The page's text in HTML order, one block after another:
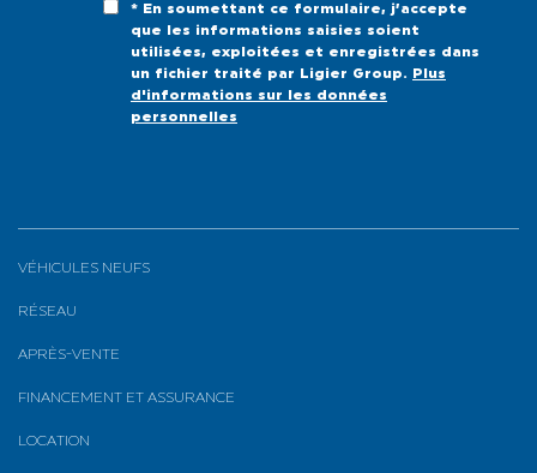
* En soumettant ce formulaire, j’accepte
que les informations saisies soient
utilisées, exploitées et enregistrées dans
un fichier traité par Ligier Group.
Plus
d'informations sur les données
personnelles
VÉHICULES NEUFS
RÉSEAU
APRÈS-VENTE
FINANCEMENT ET ASSURANCE
LOCATION